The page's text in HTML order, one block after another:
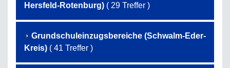
Hersfeld-Rotenburg) ( 29 Treffer )
Grundschuleinzugsbereiche (Schwalm-Eder-
Kreis) ( 41 Treffer )